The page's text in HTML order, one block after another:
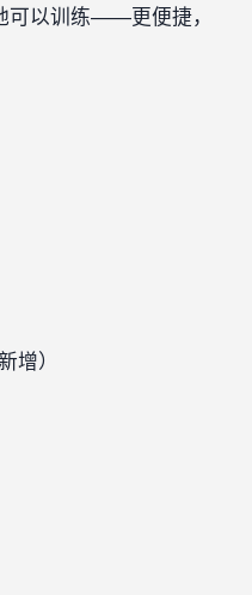
可以训练——更便捷，
增）